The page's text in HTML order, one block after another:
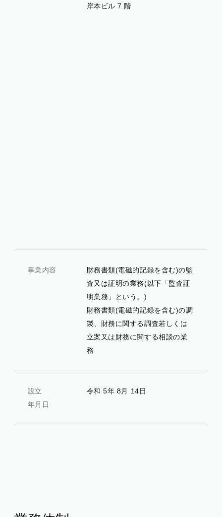
岸本ビル 7 階
事業内容
財務書類(電磁的記録を含む)の監
査又は証明の業務(以下「監査証
明業務」という。)
財務書類(電磁的記録を含む)の調
製、財務に関する調査若しくは
立案又は財務に関する相談の業
務
設立
年月日
令和 5年 8月 14日